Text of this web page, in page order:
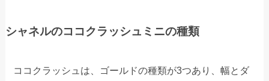
シャネルのココクラッシュミニの種類
ココクラッシュは、ゴールドの種類が3つあり、幅とダ